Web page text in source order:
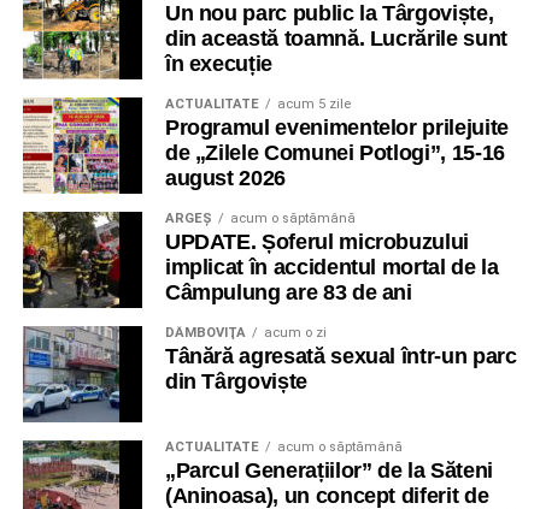
Un nou parc public la Târgoviște,
din această toamnă. Lucrările sunt
în execuție
ACTUALITATE acum 5 zile
Programul evenimentelor prilejuite
de „Zilele Comunei Potlogi”, 15-16
august 2026
ARGEȘ acum o săptămână
UPDATE. Șoferul microbuzului
implicat în accidentul mortal de la
Câmpulung are 83 de ani
DÂMBOVIŢA acum o zi
Tânără agresată sexual într-un parc
din Târgoviște
ACTUALITATE acum o săptămână
„Parcul Generațiilor” de la Săteni
(Aninoasa), un concept diferit de